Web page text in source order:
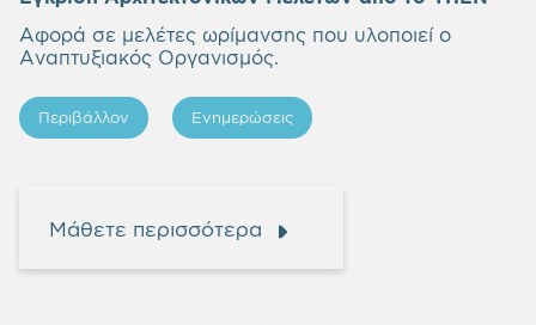
Αφορά σε μελέτες ωρίμανσης που υλοποιεί ο
Αναπτυξιακός Οργανισμός.
Περιβάλλον Ενημερώσεις
Μάθετε περισσότερα